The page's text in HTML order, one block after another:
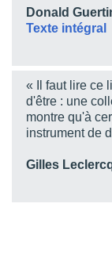
Chapitre 4
Chapitre 6
Chapitre 7
Conclusion
Donald
Texte intégral
« Il faut lire ce
d'être : une
montre qu'à
instrument de
Gilles